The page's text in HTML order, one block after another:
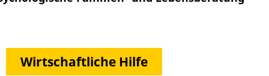
Wirtschaftliche Hilfe